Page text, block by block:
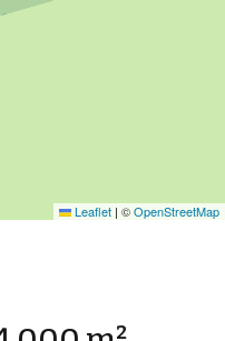
Leaflet | ©OpenStreetMap